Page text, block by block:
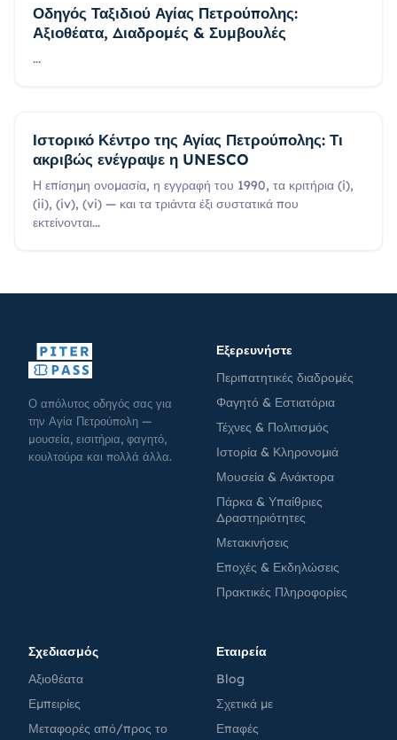
Οδηγός Ταξιδιού Αγίας Πετρούπολης:
Αξιοθέατα, Διαδρομές & Συμβουλές
...
Ιστορικό Κέντρο της Αγίας Πετρούπολης: Τι
ακριβώς ενέγραψε η UNESCO
Η επίσημη ονομασία, η εγγραφή του 1990, τα κριτήρια (i),
(ii), (iv), (vi) — και τα τριάντα έξι συστατικά που
εκτείνονται...
Ο απόλυτος οδηγός σας για
την Αγία Πετρούπολη —
μουσεία, εισιτήρια, φαγητό,
κουλτούρα και πολλά άλλα.
Εξερευνήστε
Περιπατητικές διαδρομές
Φαγητό & Εστιατόρια
Τέχνες & Πολιτισμός
Ιστορία & Κληρονομιά
Μουσεία & Ανάκτορα
Πάρκα & Υπαίθριες
Δραστηριότητες
Μετακινήσεις
Εποχές & Εκδηλώσεις
Πρακτικές Πληροφορίες
Σχεδιασμός
Αξιοθέατα
Εμπειρίες
Μεταφορές από/προς το
Εταιρεία
Blog
Σχετικά με
Επαφές